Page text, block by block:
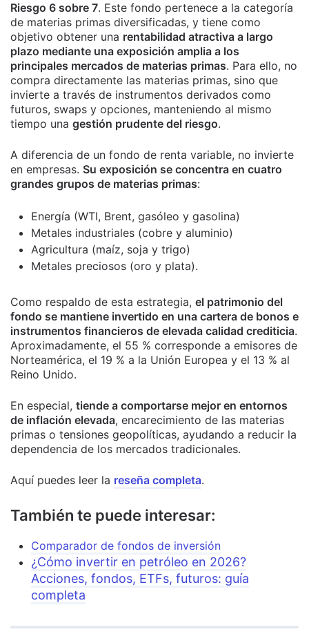
Riesgo 6 sobre 7. Este fondo pertenece a la categoría
de materias primas diversificadas, y tiene como
objetivo obtener una rentabilidad atractiva a largo
plazo mediante una exposición amplia a los
principales mercados de materias primas. Para ello, no
compra directamente las materias primas, sino que
invierte a través de instrumentos derivados como
futuros, swaps y opciones, manteniendo al mismo
tiempo una gestión prudente del riesgo.
A diferencia de un fondo de renta variable, no invierte
en empresas. Su exposición se concentra en cuatro
grandes grupos de materias primas:
Energía (WTI, Brent, gasóleo y gasolina)
Metales industriales (cobre y aluminio)
Agricultura (maíz, soja y trigo)
Metales preciosos (oro y plata).
Como respaldo de esta estrategia, el patrimonio del
fondo se mantiene invertido en una cartera de bonos e
instrumentos financieros de elevada calidad crediticia.
Aproximadamente, el 55 % corresponde a emisores de
Norteamérica, el 19 % a la Unión Europea y el 13 % al
Reino Unido.
En especial, tiende a comportarse mejor en entornos
de inflación elevada, encarecimiento de las materias
primas o tensiones geopolíticas, ayudando a reducir la
dependencia de los mercados tradicionales.
Aquí puedes leer la reseña completa.
También te puede interesar:
Comparador de fondos de inversión
¿Cómo invertir en petróleo en 2026?
Acciones, fondos, ETFs, futuros: guía
completa